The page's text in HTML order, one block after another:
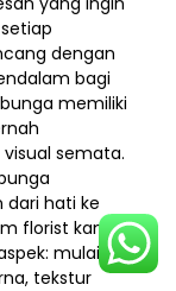
dengan
bagi
memiliki
semata.
dari hati ke
florist kami
mulai
tekstur